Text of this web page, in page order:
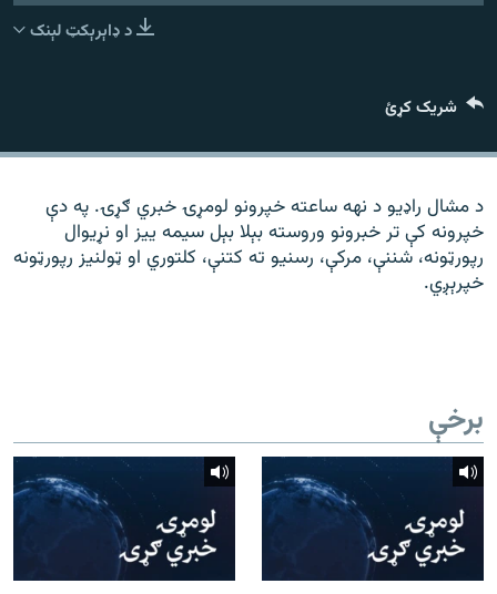
د ازادې اروپا راډیو ټولې ووبپاڼې
د ډاېرېکټ لېنک
شریک کړئ
د مشال راډیو د نهه ساعته خپرونو لومړۍ خبري ګړۍ. په دې
خپرونه کې تر خبرونو وروسته بېلا بېل سیمه ییز او نړیوال
رپورټونه، شننې، مرکې، رسنیو ته کتنې، کلتوري او ټولنیز رپورټونه
خپرېږي.
برخې